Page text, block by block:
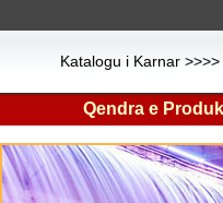
Katalogu i Karnar >>>>
Qendra e